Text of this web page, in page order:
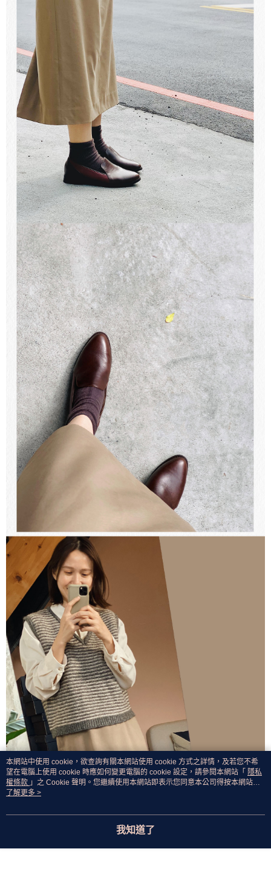
本網站中使用 cookie，欲查詢有關本網站使用 cookie 方式之詳情，及若您不希
望在電腦上使用 cookie 時應如何變更電腦的 cookie 設定，請參閱本網站「 隱私
權條款 」之 Cookie 聲明。您繼續使用本網站即表示您同意本公司得按本網站使
用條款之 Cookie 聲明使用 cookie。
了解更多 >
我知道了